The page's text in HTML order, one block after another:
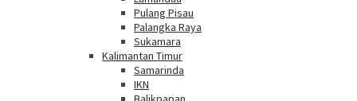
Pulang Pisau
Palangka Raya
Sukamara
Kalimantan Timur
Samarinda
IKN